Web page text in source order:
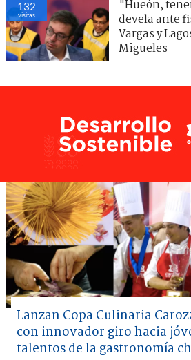
132
visitas
"Hueón,
devela ante
Vargas y
Migueles
Lanzan Copa Culinaria
con innovador giro hacia
talentos de la gastronomía